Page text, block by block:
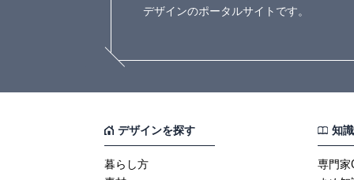
デザインのポータルサイトです。
デザインを探す
暮らし方
知
専門家